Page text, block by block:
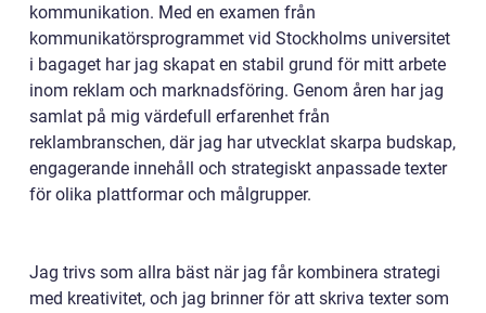
kommunikation. Med en examen från
kommunikatörsprogrammet vid Stockholms universitet
i bagaget har jag skapat en stabil grund för mitt arbete
inom reklam och marknadsföring. Genom åren har jag
samlat på mig värdefull erfarenhet från
reklambranschen, där jag har utvecklat skarpa budskap,
engagerande innehåll och strategiskt anpassade texter
för olika plattformar och målgrupper.
Jag trivs som allra bäst när jag får kombinera strategi
med kreativitet, och jag brinner för att skriva texter som